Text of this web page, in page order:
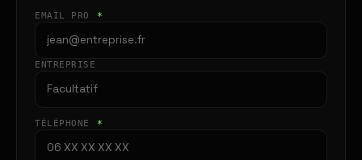
EMAIL PRO *
ENTREPRISE
TÉLÉPHONE *